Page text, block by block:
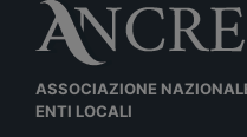
ASSOCIAZIONE
ENTI LOCALI